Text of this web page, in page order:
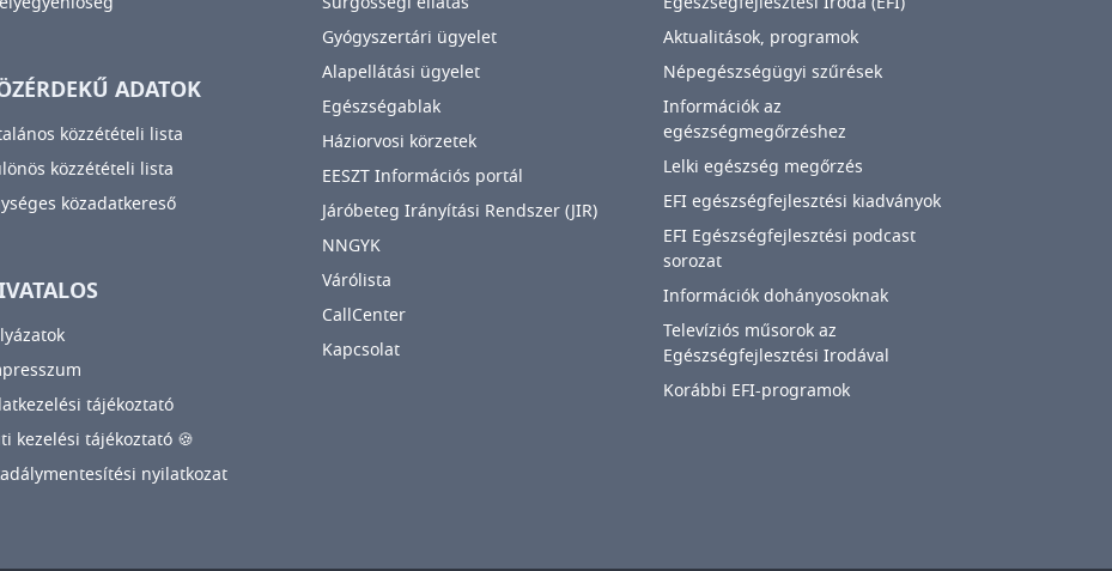
ADATOK
közzétételi lista
közzétételi lista
közadatkereső
tájékoztató
kezelési tájékoztató 🍪
nyilatkozat
Gyógyszertári ügyelet
Alapellátási ügyelet
Egészségablak
Háziorvosi körzetek
EESZT Információs portál
Járóbeteg Irányítási Rendszer (JIR)
NNGYK
Várólista
CallCenter
Kapcsolat
Aktualitások, programok
Népegészségügyi szűrések
Információk az
egészségmegőrzéshez
Lelki egészség megőrzés
EFI egészségfejlesztési kiadványok
EFI Egészségfejlesztési podcast
sorozat
Információk dohányosoknak
Televíziós műsorok az
Egészségfejlesztési Irodával
Korábbi EFI-programok